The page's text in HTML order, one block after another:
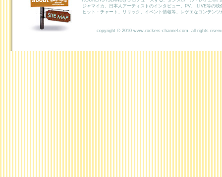
ROCKERS
SITEMAP
ジャマイカ、日本人アーティストのインタビュー、PV、 LIVE等の映
ヒット・チャート、リリック、イベント情報等、レゲエなコンテン
copyright © 2010 www.rockers-channel.com. all rights